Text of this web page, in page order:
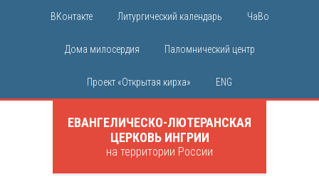
ВКонтакте Литургический календарь ЧаВо
Дома милосердия Паломнический центр
Проект «Открытая кирха» ENG
ЕВАНГЕЛИЧЕСКО-ЛЮТЕРАНСКАЯ
ЦЕРКОВЬ ИНГРИИ
на территории России